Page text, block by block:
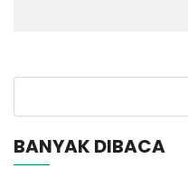
BANYAK DIBACA